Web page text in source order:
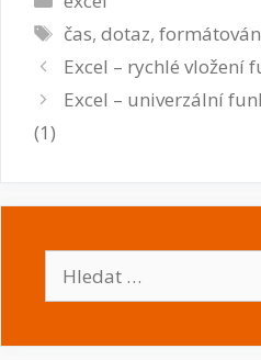
Štítky
čas,dotaz,
Excel – rychlé vložení
Excel – univerzální
(1)